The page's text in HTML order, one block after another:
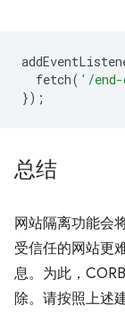
fetch( '/
});
总结
网站隔离功能会
受信任的网站更
息。为此，
除。请按照上述